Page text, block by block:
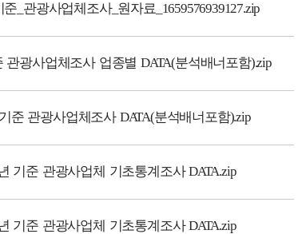
준_관광사업체조사_원자료_1659576939127.zip
관광사업체조사 업종별 DATA(분석배너포함).zip
준 관광사업체조사 DATA(분석배너포함).zip
기준 관광사업체 기초통계조사 DATA.zip
기준 관광사업체 기초통계조사 DATA.zip